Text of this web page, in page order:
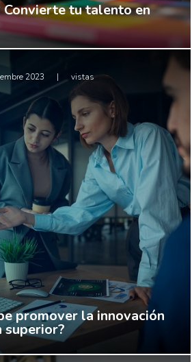
Convierte tu talento en
2023 | vistas
promover la innovación
superior?